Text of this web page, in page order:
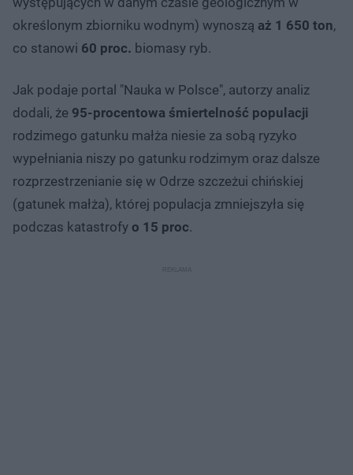
określonym zbiorniku wodnym) wynoszą aż 1 650 ton,
co stanowi 60 proc. biomasy ryb.
Jak podaje portal "Nauka w Polsce", autorzy analiz
dodali, że 95-procentowa śmiertelność populacji
rodzimego gatunku małża niesie za sobą ryzyko
wypełniania niszy po gatunku rodzimym oraz dalsze
rozprzestrzenianie się w Odrze szczeżui chińskiej
(gatunek małża), której populacja zmniejszyła się
podczas katastrofy o 15 proc.